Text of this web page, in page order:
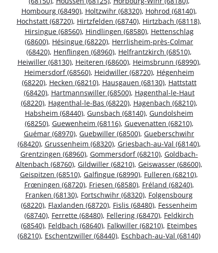
Hombourg (68490), Holtzwihr (68320), Hohrod (68140),
Hochstatt (68720), Hirtzfelden (68740), Hirtzbach (68118),
Hirsingue (68560), Hindlingen (68580), Hettenschlag
(68600), Hésingue (68220), Herrlisheim-près-Colmar
(68420), Henflingen (68960), Helfrantzkirch (68510),
Heiwiller (68130), Heiteren (68600), Heimsbrunn (68990),
Heimersdorf (68560), Heidwiller (68720), Hégenheim
(68220), Hecken (68210), Hausgauen (68130), Hattstatt
(68420), Hartmannswiller (68500), Hagenthal-le-Haut
(68220), Hagenthal-le-Bas (68220), Hagenbach (68210),
Habsheim (68440), Gunsbach (68140), Gundolsheim
(68250), Guewenheim (68116), Guevenatten (68210),
Guémar (68970), Guebwiller (68500), Gueberschwihr
(68420), Grussenheim (68320), Griesbach-au-Val (68140),
Grentzingen (68960), Gommersdorf (68210), Goldbach-
Altenbach (68760), Gildwiller (68210), Geiswasser (68600),
Geispitzen (68510), Galfingue (68990), Fulleren (68210),
Frœningen (68720), Friesen (68580), Fréland (68240),
Franken (68130), Fortschwihr (68320), Folgensbourg
(68220), Flaxlanden (68720), Fislis (68480), Fessenheim
(68740), Ferrette (68480), Fellering (68470), Feldkirch
(68540), Feldbach (68640), Falkwiller (68210), Eteimbes
(68210), Eschentzwiller (68440), Eschbach-au-Val (68140)